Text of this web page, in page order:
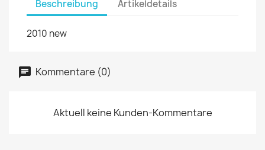
Beschreibung Artikeldetails
2010 new
Kommentare (0)
Aktuell keine Kunden-Kommentare